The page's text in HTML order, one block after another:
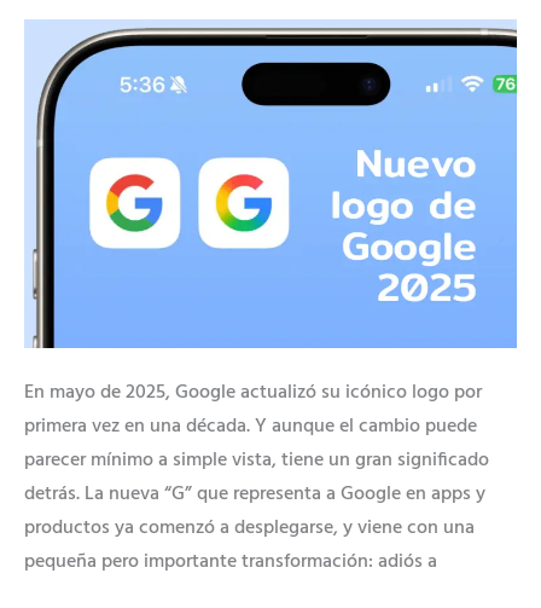
En mayo de 2025, Google actualizó su icónico logo por
primera vez en una década. Y aunque el cambio puede
parecer mínimo a simple vista, tiene un gran significado
detrás. La nueva “G” que representa a Google en apps y
productos ya comenzó a desplegarse, y viene con una
pequeña pero importante transformación: adiós a
sutil?
Google
cambia
de
10